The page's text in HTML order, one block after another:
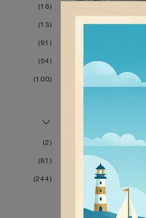
16
13
91
54
100
2
81
244